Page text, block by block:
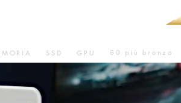
SSD GPU 80 più bronzo